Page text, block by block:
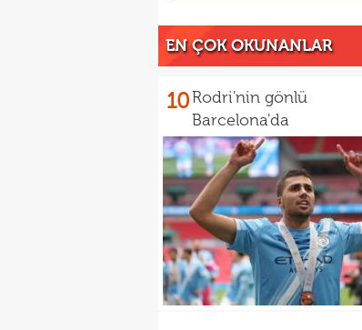
EN ÇOK OKUNANLAR
10Rodri'nin gönlü
Barcelona'da